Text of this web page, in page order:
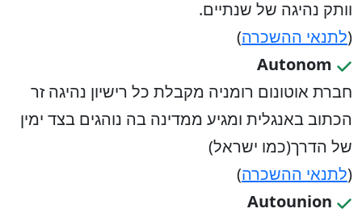
וותק נהיגה של שנתיים.
(לתנאי ההשכרה)
Autonom
חברת אוטונום רומניה מקבלת כל רישיון נהיגה זר
הכתוב באנגלית ומגיע ממדינה בה נוהגים בצד ימין
של הדרך(כמו ישראל)
(לתנאי ההשכרה)
Autounion